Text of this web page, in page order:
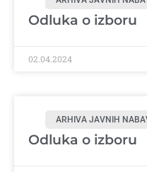
Odluka o izboru
02.04.2024
ARHIVA JAVNIH
Odluka o izboru